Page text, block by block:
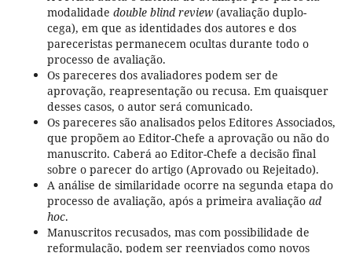
modalidade double blind review(avaliação duplo-
cega), em que as identidades dos autores e dos
pareceristas permanecem ocultas durante todo o
processo de avaliação.
Os pareceres dos avaliadores podem ser de
aprovação, reapresentação ou recusa. Em quaisquer
desses casos, o autor será comunicado.
Os pareceres são analisados pelos Editores Associados,
que propõem ao Editor-Chefe a aprovação ou não do
manuscrito. Caberá ao Editor-Chefe a decisão final
sobre o parecer do artigo (Aprovado ou Rejeitado).
A análise de similaridade ocorre na segunda etapa do
processo de avaliação, após a primeira avaliação ad
hoc.
Manuscritos recusados, mas com possibilidade de
reformulação, podem ser reenviados como novos